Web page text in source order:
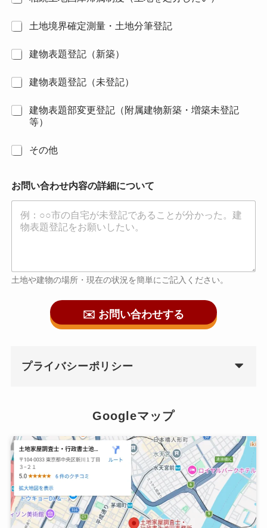
土地境界確定測量・土地分筆登記
建物表題登記（新築）
建物表題登記（未登記）
建物表題部変更登記（附属建物新築・増築未登記
等）
その他
お問い合わせ内容の詳細について
土地や建物の場所・現在の状況を簡単にご記入ください。
✉️ お問い合わせする
プライバシーポリシー
Googleマップ